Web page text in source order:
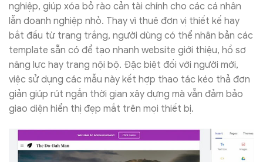
nghiệp, giúp xóa bỏ rào cản tài chính cho các cá nhân
lẫn doanh nghiệp nhỏ. Thay vì thuê đơn vị thiết kế hay
bắt đầu từ trang trắng, người dùng có thể nhân bản các
template sẵn có để tạo nhanh website giới thiệu, hồ sơ
năng lực hay trang nội bộ. Đặc biệt đối với người mới,
việc sử dụng các mẫu này kết hợp thao tác kéo thả đơn
giản giúp rút ngắn thời gian xây dựng mà vẫn đảm bảo
giao diện hiển thị đẹp mắt trên mọi thiết bị.